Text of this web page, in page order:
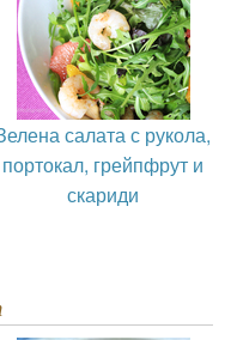
салата с рукола,
портокал, грейпфрут и
скариди